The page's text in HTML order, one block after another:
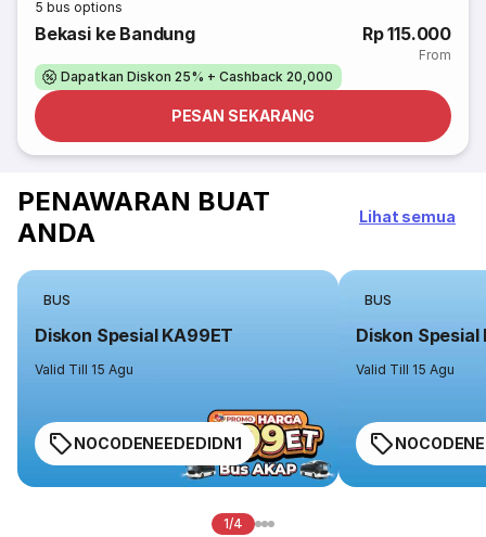
5 bus options
Bekasi ke Bandung Rp 115.000
From
Dapatkan Diskon 25% + Cashback 20,000
PESAN SEKARANG
PENAWARAN BUAT
ANDA
Lihat semua
BUS
Diskon Spesial KA99ET
Valid Till 15 Agu
NOCODENEEDEDIDN1
BUS
Diskon Spesial
Valid Till 15 Agu
1/4